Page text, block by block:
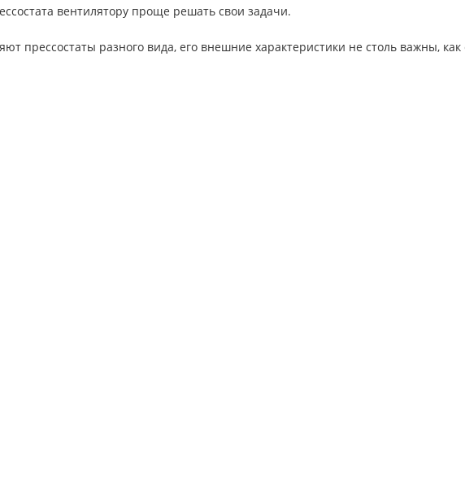
вентилятору проще решать свои задачи.
прессостаты разного вида, его внешние характеристики не столь важны,